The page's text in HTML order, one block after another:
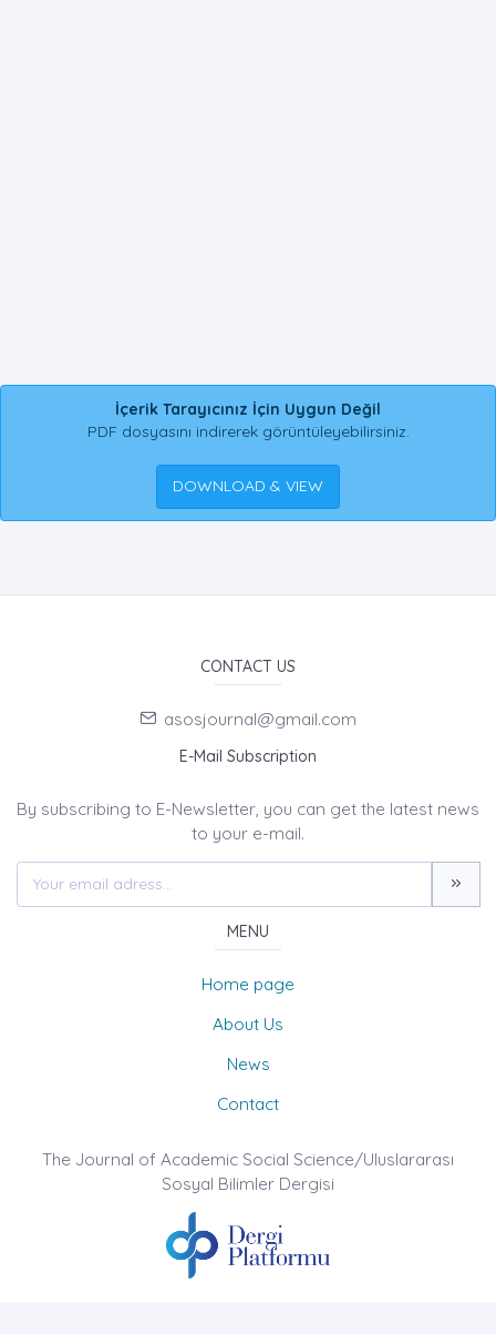
İçerik Tarayıcınız İçin Uygun Değil
PDF dosyasını indirerek görüntüleyebilirsiniz.
DOWNLOAD & VIEW
CONTACT US
asosjournal@gmail.com
E-Mail Subscription
By subscribing to E-Newsletter, you can get the latest news
to your e-mail.
MENU
Home page
About Us
News
Contact
The Journal of Academic Social Science/Uluslararası
Sosyal Bilimler Dergisi